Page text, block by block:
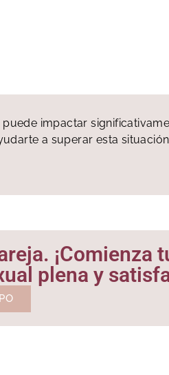
impactar
a superar esta
¡Comienza
plena y